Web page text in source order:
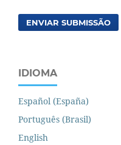
ENVIAR SUBMISSÃO
IDIOMA
Español (España)
Português (Brasil)
English